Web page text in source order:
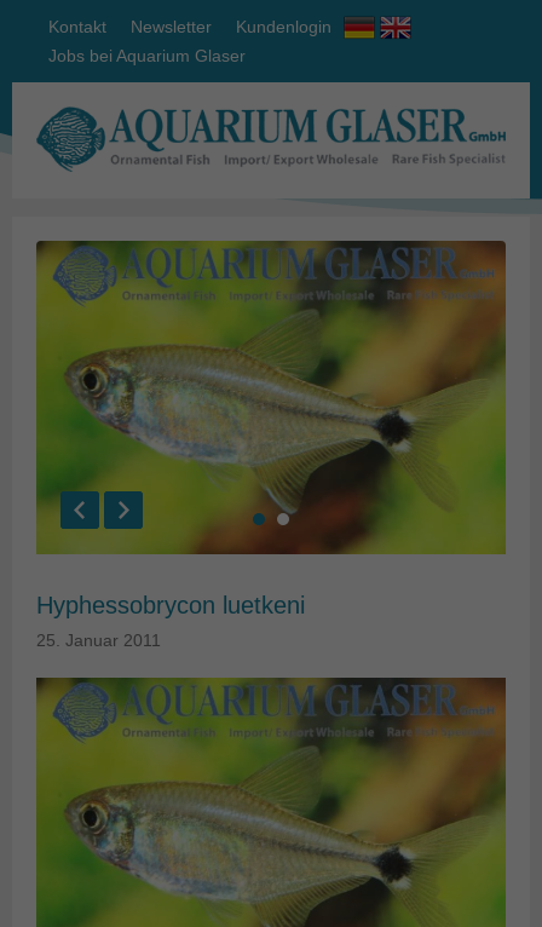
Kontakt Newsletter
Kundenlogin
Jobs bei Aquarium Glaser
Hyphessobrycon luetkeni
25. Januar 2011